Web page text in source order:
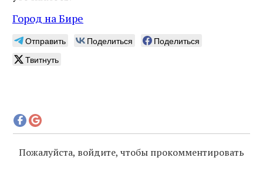
Город на Бире
Отправить Поделиться
Поделиться
Твитнуть
Пожалуйста, войдите, чтобы прокомментировать